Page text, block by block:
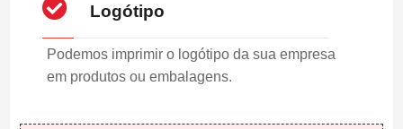
Logótipo
Podemos imprimir o logótipo da sua empresa
em produtos ou embalagens.